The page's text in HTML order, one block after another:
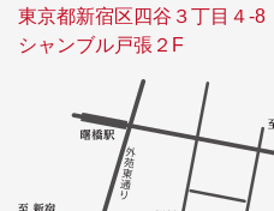
東京都新宿区四谷３丁目４-8
シャンブル戸張２F